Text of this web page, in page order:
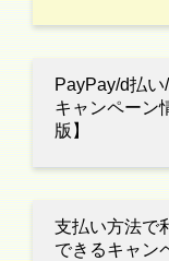
PayPay/d払
キャンペーン
版】
支払い方法で
できるキャン